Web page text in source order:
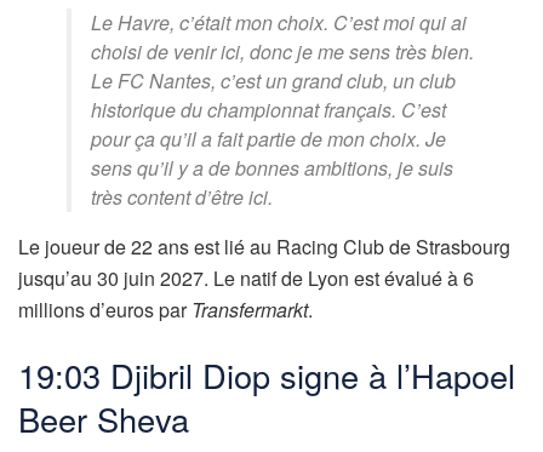
Le Havre, c’était mon choix. C’est moi qui ai
choisi de venir ici, donc je me sens très bien.
Le FC Nantes, c’est un grand club, un club
historique du championnat français. C’est
pour ça qu’il a fait partie de mon choix. Je
sens qu’il y a de bonnes ambitions, je suis
très content d’être ici.
Le joueur de 22 ans est lié au Racing Club de Strasbourg
jusqu’au 30 juin 2027. Le natif de Lyon est évalué à 6
millions d’euros par Transfermarkt.
19:03 Djibril Diop signe à l’Hapoel
Beer Sheva